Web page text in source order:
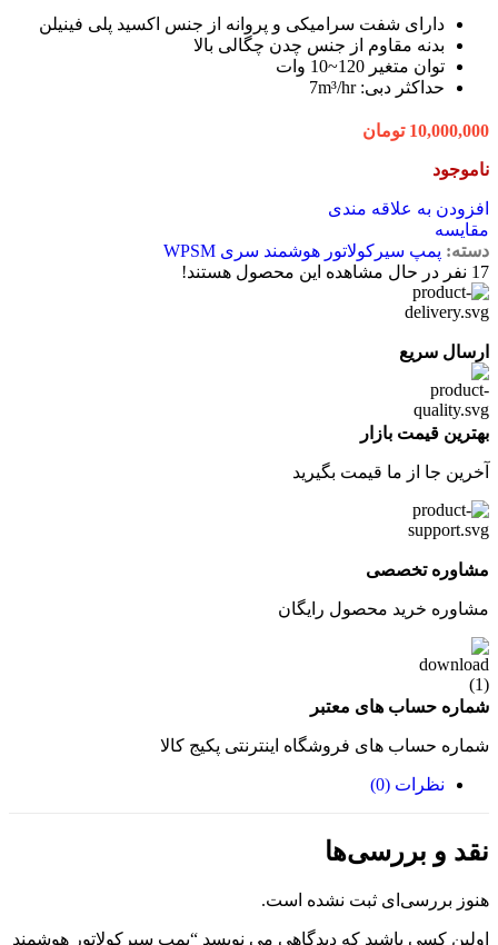
دارای شفت سرامیکی و پروانه از جنس اکسید پلی فینیلن
بدنه مقاوم از جنس چدن چگالی بالا
توان متغیر 120~10 وات
حداکثر دبی: 7m³/hr
10,000,000 تومان
ناموجود
افزودن به علاقه مندی
مقایسه
دسته: پمپ سیرکولاتور هوشمند سری WPSM
17 نفر در حال مشاهده این محصول هستند!
ارسال سریع
بهترین قیمت بازار
آخرین جا از ما قیمت بگیرید
مشاوره تخصصی
مشاوره خرید محصول رایگان
شماره حساب های معتبر
شماره حساب های فروشگاه اینترنتی پکیج کالا
نظرات (0)
نقد و بررسی‌ها
هنوز بررسی‌ای ثبت نشده است.
اولین کسی باشید که دیدگاهی می نویسد “پمپ سیرکولاتور هوشمند